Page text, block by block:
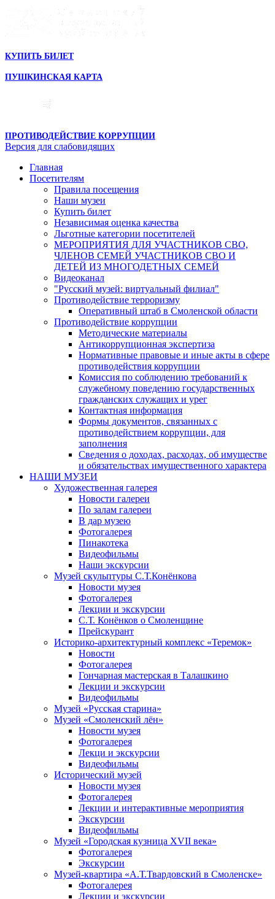
КУПИТЬ БИЛЕТ
ПУШКИНСКАЯ КАРТА
ПРОТИВОДЕЙСТВИЕ КОРРУПЦИИ
Версия для слабовидящих
Главная
Посетителям
Правила посещения
Наши музеи
Купить билет
Независимая оценка качества
Льготные категории посетителей
МЕРОПРИЯТИЯ ДЛЯ УЧАСТНИКОВ СВО,
ЧЛЕНОВ СЕМЕЙ УЧАСТНИКОВ СВО И
ДЕТЕЙ ИЗ МНОГОДЕТНЫХ СЕМЕЙ
Видеоканал
"Русский музей: виртуальный филиал"
Противодействие терроризму
Оперативный штаб в Смоленской области
Противодействие коррупции
Методические материалы
Антикоррупционная экспертиза
Нормативные правовые и иные акты в сфере
противодействия коррупции
Комиссия по соблюдению требований к
служебному поведению государственных
гражданских служащих и урег
Контактная информация
Формы документов, связанных с
противодействием коррупции, для
заполнения
Сведения о доходах, расходах, об имуществе
и обязательствах имущественного характера
НАШИ МУЗЕИ
Художественная галерея
Новости галереи
По залам галереи
В дар музею
Фотогалерея
Пинакотека
Видеофильмы
Наши экскурсии
Музей скульптуры С.Т.Конёнкова
Новости музея
Фотогалерея
Лекции и экскурсии
С.Т. Конёнков о Смоленщине
Прейскурант
Историко-архитектурный комплекс «Теремок»
Новости
Фотогалерея
Гончарная мастерская в Талашкино
Лекции и экскурсии
Видеофильмы
Музей «Русская старина»
Музей «Смоленский лён»
Новости музея
Фотогалерея
Лекци и экскурсии
Видеофильмы
Исторический музей
Новости музея
Фотогалерея
Лекции и интерактивные мероприятия
Экскурсии
Видеофильмы
Музей «Городская кузница XVII века»
Фотогалерея
Экскурсии
Музей-квартира «А.Т.Твардовский в Смоленске»
Фотогалерея
Лекции и экскурсии